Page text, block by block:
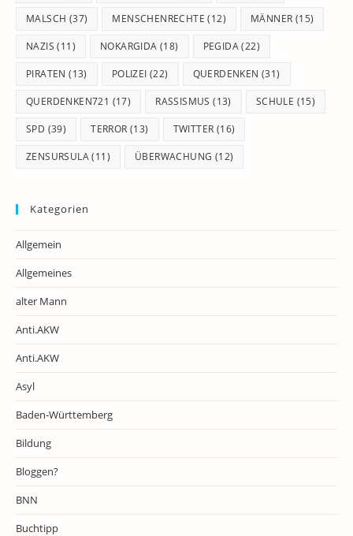
MALSCH (37) MENSCHENRECHTE (12) MÄNNER (15)
NAZIS (11) NOKARGIDA (18) PEGIDA(22)
PIRATEN (13) POLIZEI (22) QUERDENKEN (31)
QUERDENKEN721 (17) RASSISMUS (13) SCHULE (15)
SPD (39) TERROR (13) TWITTER (16)
ZENSURSULA(11) ÜBERWACHUNG (12)
Kategorien
Allgemein
Allgemeines
alter Mann
Anti.AKW
Anti.AKW
Asyl
Baden-Württemberg
Bildung
Bloggen?
BNN
Buchtipp